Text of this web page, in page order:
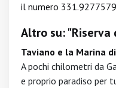
il numero
Altro su: "Riserva
Taviano e la Marina
A pochi chilometri da
e proprio paradiso per